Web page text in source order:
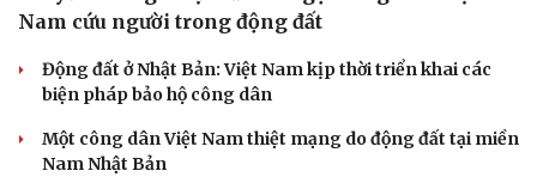
Thông tin doanh nghiệp
Doanh nghiệp 24h
Sành điệu
Nam cứu người trong động đất
Động đất ở Nhật Bản: Việt Nam kịp thời triển khai các
biện pháp bảo hộ công dân
Một công dân Việt Nam thiệt mạng do động đất tại miền
Nam Nhật Bản